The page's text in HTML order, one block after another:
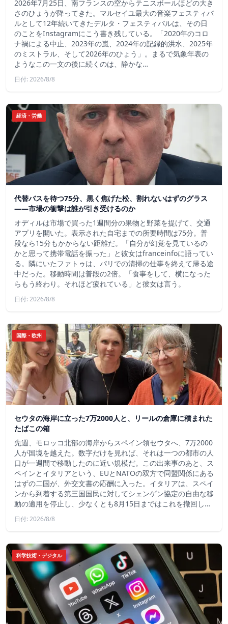
2026年7月25日、南フランスの空からテニスボールほどの大き
さのひょうが降ってきた。マルセイユ最大の音楽フェスティバ
ルとして12年続いてきたデルタ・フェスティバルは、その日
のことをInstagramにこう書き残している。「2020年のコロ
ナ禍による中止、2023年の嵐、2024年の記録的洪水、2025年
のミストラル、そして2026年のひょう」。まるで気象年表の
ようなこの一文の後に続くのは、静かな…
日付: 2026/8/8
経済・労働
代替バスを待つ75分、黒く焦げた松、割れないはずのグラス
——市場の衝撃は誰が引き受けるのか
オディルは市場で買った1週間分の果物と野菜を提げて、交通
アプリを開いた。表示された自宅までの所要時間は75分。普
段なら15分もかからない距離だ。「自分が幻覚を見ているの
かと思って携帯電話を振った」と彼女はfranceinfoに語ってい
る。隣にいたファトゥは、パリでの清掃の仕事を終えて帰る途
中だった。移動時間は普段の2倍。「食事をして、横になった
らもう終わり。それほど疲れている」と彼女は言う。
日付: 2026/8/8
国際・欧州
セウタの海岸に立った7万2000人と、リールの倉庫に積まれた
たばこの箱
先週、モロッコ北部の海岸からスペイン領セウタへ、7万2000
人が国境を越えた。数字だけを見れば、それは一つの都市の人
口が一週間で移動したのに近い規模だ。この出来事のあと、ス
ペインとイタリアという、EUとNATOの双方で同盟関係にある
はずの二国が、外交文書の応酬に入った。イタリアは、スペイ
ンから到着する第三国国民に対してシェンゲン協定の自由な移
動の適用を停止し、少なくとも8月15日まではこれを撤回し…
日付: 2026/8/8
科学技術・デジタル